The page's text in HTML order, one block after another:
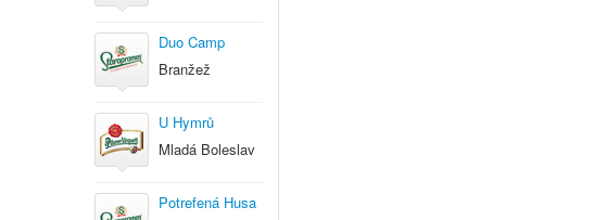
Duo Camp
Branžež
U Hymrů
Mladá Boleslav
Potrefená Husa